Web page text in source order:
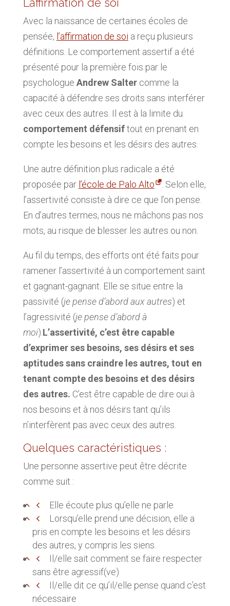
L’affirmation de soi
Avec la naissance de certaines écoles de
pensée, l’affirmation de soi a reçu plusieurs
définitions. Le comportement assertif a été
présenté pour la première fois par le
psychologue Andrew Saltercomme la
capacité à défendre ses droits sans interférer
avec ceux des autres. Il est à la limite du
comportement défensiftout en prenant en
compte les besoins et les désirs des autres.
Une autre définition plus radicale a été
proposée par l’école de Palo Alto
. Selon elle,
l’assertivité consiste à dire ce que l’on pense.
En d’autres termes, nous ne mâchons pas nos
mots, au risque de blesser les autres ou non.
Au fil du temps, des efforts ont été faits pour
ramener l’assertivité à un comportement saint
et gagnant-gagnant. Elle se situe entre la
passivité (je pense d’abord aux autres) et
l’agressivité (je pense d’abord à
moi).L’assertivité, c’est être capable
d’exprimer ses besoins, ses désirs et ses
aptitudes sans craindre les autres, tout en
tenant compte des besoins et des désirs
des autres. C’est être capable de dire oui à
nos besoins et à nos désirs tant qu’ils
n’interfèrent pas avec ceux des autres.
Quelques caractéristiques :
Une personne assertive peut être décrite
comme suit :
Elle écoute plus qu’elle ne parle
Lorsqu’elle prend une décision, elle a
pris en compte les besoins et les désirs
des autres, y compris les siens.
Il/elle sait comment se faire respecter
sans être agressif(ve)
Il/elle dit ce qu’il/elle pense quand c’est
nécessaire